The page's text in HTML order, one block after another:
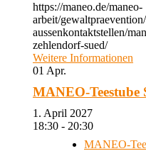
https://maneo.de/maneo-
arbeit/
aussenkontaktstellen/
zehlendorf-sued/
Weitere Informationen
01 Apr.
MANEO-Teestube
1. April 2027
18:30 - 20:30
MANEO-